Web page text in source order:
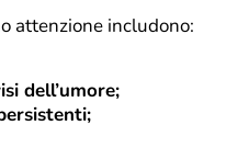
attenzione includono:
dell’umore;